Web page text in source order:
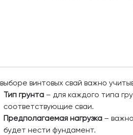
винтовых свай важно
Тип грунта – для каждого типа
соответствующие сваи.
Предполагаемая нагрузка –
будет нести фундамент.